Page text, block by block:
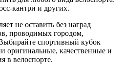
кантри и других.
не оставить без наград
проводимых городом,
спортивный кубок
оригинальные, качественные и
в велоспорте.